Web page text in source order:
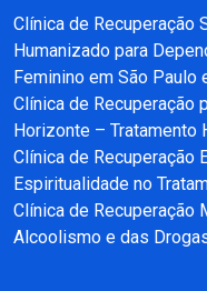
Clínica de Recuperação
Humanizado para
Feminino em São Paulo
Clínica de Recuperação
Horizonte – Tratamento
Clínica de Recuperação
Espiritualidade no
Clínica de Recuperação
Alcoolismo e das